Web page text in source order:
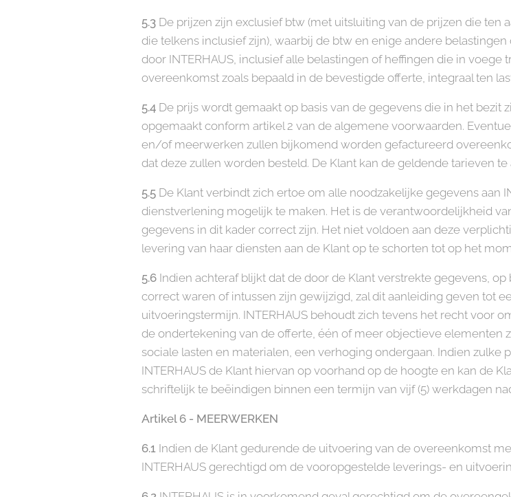
5.3De prijzen zijn exclusief btw (met uitsluiting van de prijzen die ten
die telkens inclusief zijn), waarbij de btw en enige andere
door INTERHAUS, inclusief alle belastingen of heffingen die in voege
overeenkomst zoals bepaald in de bevestigde offerte, integraal ten
5.4De prijs wordt gemaakt op basis van de gegevens die in het bezit
opgemaakt conform artikel 2 van de algemene voorwaarden.
en/of meerwerken zullen bijkomend worden gefactureerd
dat deze zullen worden besteld. De Klant kan de geldende tarieven te
5.5De Klant verbindt zich ertoe om alle noodzakelijke gegevens aan
dienstverlening mogelijk te maken. Het is de verantwoordelijkheid
gegevens in dit kader correct zijn. Het niet voldoen aan deze
levering van haar diensten aan de Klant op te schorten tot op het
5.6Indien achteraf blijkt dat de door de Klant verstrekte gegevens,
correct waren of intussen zijn gewijzigd, zal dit aanleiding geven tot
uitvoeringstermijn. INTERHAUS behoudt zich tevens het recht voor
de ondertekening van de offerte, één of meer objectieve elementen
sociale lasten en materialen, een verhoging ondergaan. Indien
INTERHAUS de Klant hiervan op voorhand op de hoogte en kan de
schriftelijk te beëindigen binnen een termijn van vijf (5) werkdagen
Artikel 6 - MEERWERKEN
6.1Indien de Klant gedurende de uitvoering van de overeenkomst
INTERHAUS gerechtigd om de vooropgestelde leverings- en